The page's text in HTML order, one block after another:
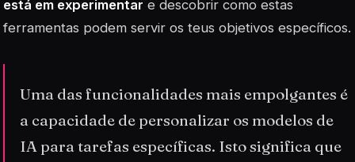
está em experimentar e descobrir como estas
ferramentas podem servir os teus objetivos específicos.
Uma das funcionalidades mais empolgantes é
a capacidade de personalizar os modelos de
IA para tarefas específicas. Isto significa que